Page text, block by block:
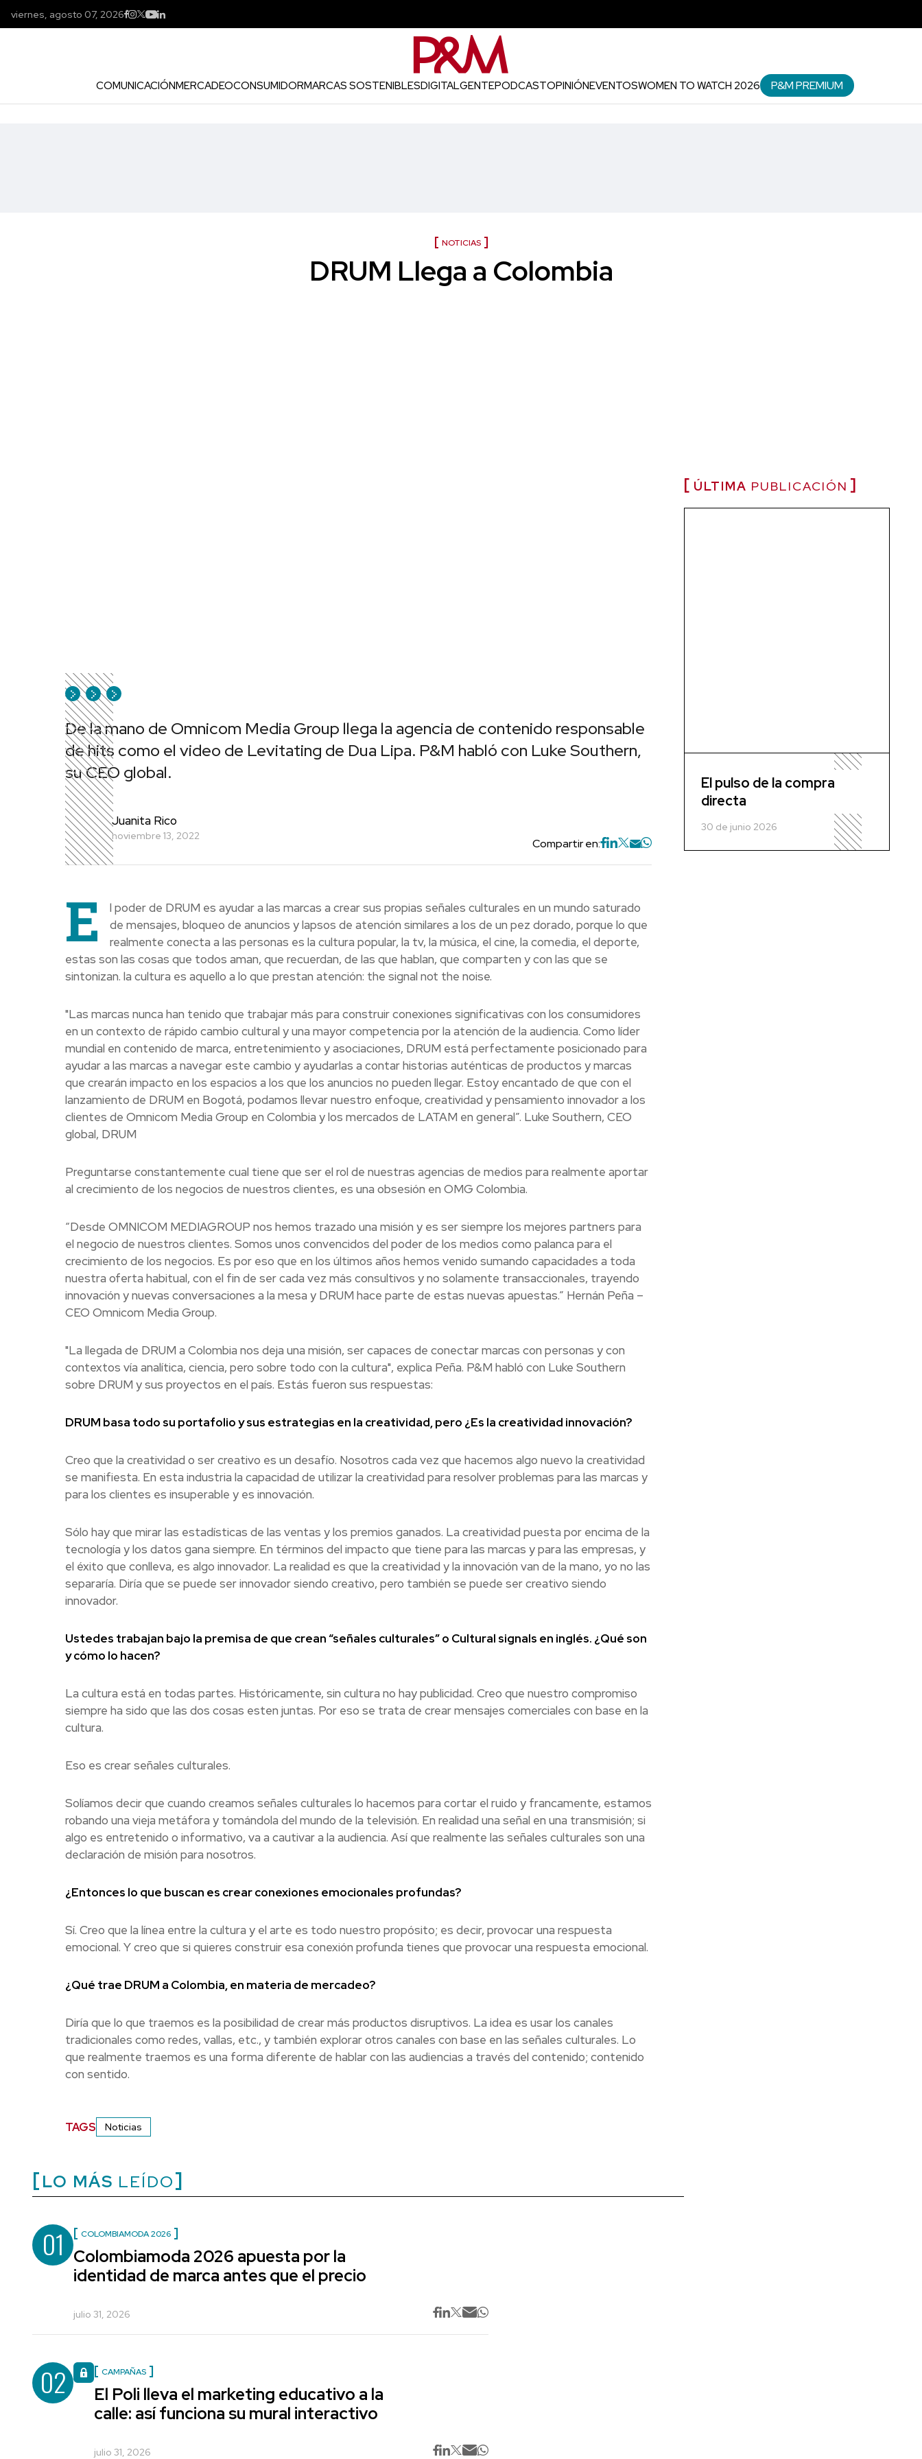
viernes, agosto 07, 2026
COMUNICACIÓNMERCADEOCONSUMIDORMARCAS SOSTENIBLESDIGITALGENTEPODCASTOPINIÓNEVENTOSWOMEN TO WATCH 2026 P&M PREMIUM
NOTICIAS
DRUM Llega a Colombia
De la mano de Omnicom Media Group llega la agencia de contenido responsable
de hits como el video de Levitating de Dua Lipa. P&M habló con Luke Southern,
su CEO global.
Juanita Rico
noviembre 13, 2022
Compartir en:
E
l poder de DRUM es ayudar a las marcas a crear sus propias señales culturales en un mundo saturado
de mensajes, bloqueo de anuncios y lapsos de atención similares a los de un pez dorado, porque lo que
realmente conecta a las personas es la cultura popular, la tv, la música, el cine, la comedia, el deporte,
estas son las cosas que todos aman, que recuerdan, de las que hablan, que comparten y con las que se
sintonizan. la cultura es aquello a lo que prestan atención: the signal not the noise.
"Las marcas nunca han tenido que trabajar más para construir conexiones significativas con los consumidores
en un contexto de rápido cambio cultural y una mayor competencia por la atención de la audiencia. Como líder
mundial en contenido de marca, entretenimiento y asociaciones, DRUM está perfectamente posicionado para
ayudar a las marcas a navegar este cambio y ayudarlas a contar historias auténticas de productos y marcas
que crearán impacto en los espacios a los que los anuncios no pueden llegar. Estoy encantado de que con el
lanzamiento de DRUM en Bogotá, podamos llevar nuestro enfoque, creatividad y pensamiento innovador a los
clientes de Omnicom Media Group en Colombia y los mercados de LATAM en general”. Luke Southern, CEO
global, DRUM
Preguntarse constantemente cual tiene que ser el rol de nuestras agencias de medios para realmente aportar
al crecimiento de los negocios de nuestros clientes, es una obsesión en OMG Colombia.
“Desde OMNICOM MEDIAGROUP nos hemos trazado una misión y es ser siempre los mejores partners para
el negocio de nuestros clientes. Somos unos convencidos del poder de los medios como palanca para el
crecimiento de los negocios. Es por eso que en los últimos años hemos venido sumando capacidades a toda
nuestra oferta habitual, con el fin de ser cada vez más consultivos y no solamente transaccionales, trayendo
innovación y nuevas conversaciones a la mesa y DRUM hace parte de estas nuevas apuestas.” Hernán Peña –
CEO Omnicom Media Group.
"La llegada de DRUM a Colombia nos deja una misión, ser capaces de conectar marcas con personas y con
contextos vía analítica, ciencia, pero sobre todo con la cultura", explica Peña. P&M habló con Luke Southern
sobre DRUM y sus proyectos en el país. Estás fueron sus respuestas:
DRUM basa todo su portafolio y sus estrategias en la creatividad, pero ¿Es la creatividad innovación?
Creo que la creatividad o ser creativo es un desafío. Nosotros cada vez que hacemos algo nuevo la creatividad
se manifiesta. En esta industria la capacidad de utilizar la creatividad para resolver problemas para las marcas y
para los clientes es insuperable y es innovación.
Sólo hay que mirar las estadísticas de las ventas y los premios ganados. La creatividad puesta por encima de la
tecnología y los datos gana siempre. En términos del impacto que tiene para las marcas y para las empresas, y
el éxito que conlleva, es algo innovador. La realidad es que la creatividad y la innovación van de la mano, yo no las
separaría. Diría que se puede ser innovador siendo creativo, pero también se puede ser creativo siendo
innovador.
Ustedes trabajan bajo la premisa de que crean “señales culturales” o Cultural signals en inglés. ¿Qué son
y cómo lo hacen?
La cultura está en todas partes. Históricamente, sin cultura no hay publicidad. Creo que nuestro compromiso
siempre ha sido que las dos cosas esten juntas. Por eso se trata de crear mensajes comerciales con base en la
cultura.
Eso es crear señales culturales.
Solíamos decir que cuando creamos señales culturales lo hacemos para cortar el ruido y francamente, estamos
robando una vieja metáfora y tomándola del mundo de la televisión. En realidad una señal en una transmisión; si
algo es entretenido o informativo, va a cautivar a la audiencia. Así que realmente las señales culturales son una
declaración de misión para nosotros.
¿Entonces lo que buscan es crear conexiones emocionales profundas?
Sí. Creo que la línea entre la cultura y el arte es todo nuestro propósito; es decir, provocar una respuesta
emocional. Y creo que si quieres construir esa conexión profunda tienes que provocar una respuesta emocional.
¿Qué trae DRUM a Colombia, en materia de mercadeo?
Diría que lo que traemos es la posibilidad de crear más productos disruptivos. La idea es usar los canales
tradicionales como redes, vallas, etc., y también explorar otros canales con base en las señales culturales. Lo
que realmente traemos es una forma diferente de hablar con las audiencias a través del contenido; contenido
con sentido.
TAGS Noticias
LO MÁS LEÍDO
01 COLOMBIAMODA 2026
Colombiamoda 2026 apuesta por la
identidad de marca antes que el precio
julio 31, 2026
02 CAMPAÑAS
El Poli lleva el marketing educativo a la
calle: así funciona su mural interactivo
julio 31, 2026
ÚLTIMA PUBLICACIÓN
El pulso de la compra
directa
30 de junio 2026